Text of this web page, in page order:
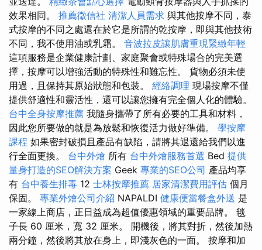
效果相同。 推薦徵信社 清潔人員需求 與其他按摩不同，泰
式按摩的不同之處還在於它是所謂的乾按摩，即與其他技術
不同，我不使用油或乳霜。 音波拉皮讓肌膚重現緊緻年輕
這項服務是企業健康計劃、家庭聚會或特殊場合的完美選
擇，按摩可以增強活動的特殊性和難忘性。 貨物必須未使
用過，且保持其原始狀態和包裝。 經絡調理 現場按摩不僅
提供舒適性和靈活性，還可以讓您擁有完全個人化的體驗。
台中全身按摩推薦 我隨身攜帶了所有必要的工具和材料，
因此您所要做的就是為放鬆和恢復活力做好準備。 學按摩
課程 如果密封破損且產品有缺陷，請將其退還給我們以進
行全面更換。 台中外燴 所有 台中外燴服務首選 Bed 提供
量身打造的SEO解決方案 Geek 專業的SEO公司 產品均享
有 台中養生排毒 12 士林按摩推薦 居家清潔費用評估 個月
保固。 專業外燴公司介紹 NAPALDI 健康便當餐盒外送 是
一家線上商店，正日益成為超值優惠領域的重要品牌。 毯
子長 60 厘米，寬 32 厘米。 開機後，將其對折，然後加熱
兩分鐘，然後將其放在身上，即淺灰色的一面。 按摩和加